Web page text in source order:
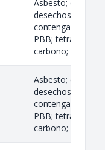
Asbesto; criolita;
desechos de
contengan PCB;
PBB; tetracloruro
carbono; ciertos...
Asbesto; criolita;
desechos de
contengan PCB;
PBB; tetracloruro
carbono; ciertos...